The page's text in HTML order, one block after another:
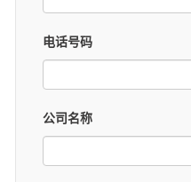
我的询价
🌐 Language▼
电话号码
公司名称